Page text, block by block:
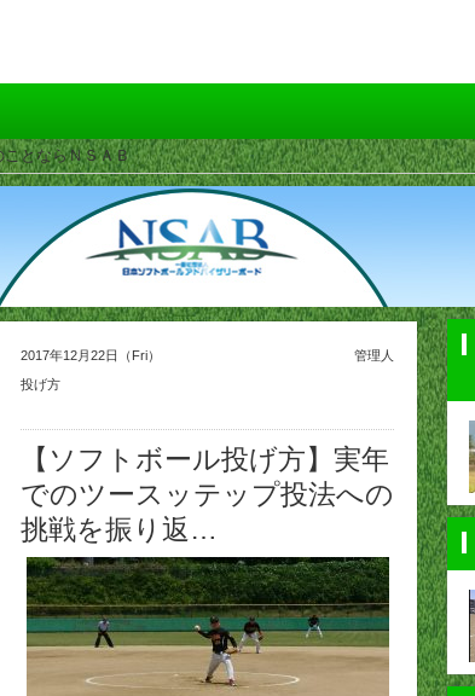
とならＮＳＡＢ
2017年12月22日（Fri）
投げ方
管理人
【ソフトボール投げ方】実年
でのツースッテップ投法への
挑戦を振り返…